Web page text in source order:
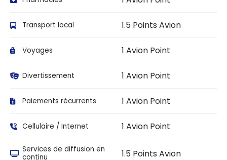
Transport local 1.5 Points Avion
Voyages 1 Avion Point
Divertissement 1 Avion Point
Paiements récurrents 1 Avion Point
Cellulaire / Internet 1 Avion Point
Services de diffusion en
continu
1.5 Points Avion